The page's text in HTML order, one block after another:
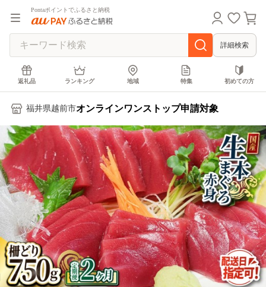
Pontaポイントでふるさと納税
詳細検索
返礼品 ランキング 地域 特集 初めての方
福井県越前市オンラインワンストップ申請対象